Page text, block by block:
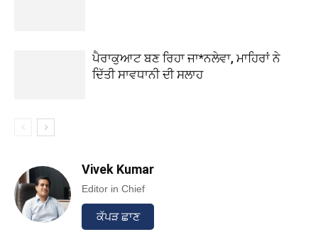
ਪੈਰਾਕੁਆਟ ਬਣ ਰਿਹਾ ਜਾ*ਨਲੇਵਾ, ਮਾਹਿਰਾਂ ਨੇ
ਦਿੱਤੀ ਸਾਵਧਾਨੀ ਦੀ ਸਲਾਹ
Vivek Kumar
Editor in Chief
ਕੱਪੜ ਛਾਣ